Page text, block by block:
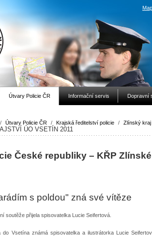
Útvary Policie ČR Informační servis Dopravní
/ Útvary Policie ČR / Krajská ředitelství policie / Zlínský kraj
ÚO VSETÍN 2011
České republiky – KŘP
s poldou" zná své vítěze
soutěže přijela spisovatelka Lucie Seifertová.
do Vsetína známá spisovatelka a ilustrátorka Lucie